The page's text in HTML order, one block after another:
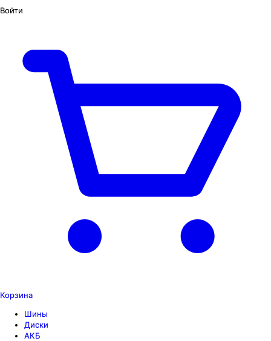
Войти
Корзина
Шины
Диски
АКБ